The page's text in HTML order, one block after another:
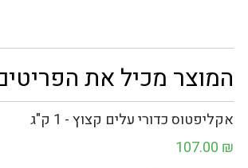
המוצר מכיל את
אקליפטוס כדורי עלים קצוץ - 1 ק"ג
107.00 ₪